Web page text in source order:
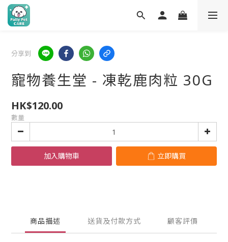
分享到
寵物養生堂 - 凍乾鹿肉粒 30G
HK$120.00
數量
加入購物車 立即購買
商品描述 送貨及付款方式 顧客評價